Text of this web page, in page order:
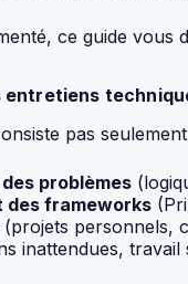
ce guide
entretiens
pas
problèmes
des frameworks
(projets personnels,
inattendues, travail